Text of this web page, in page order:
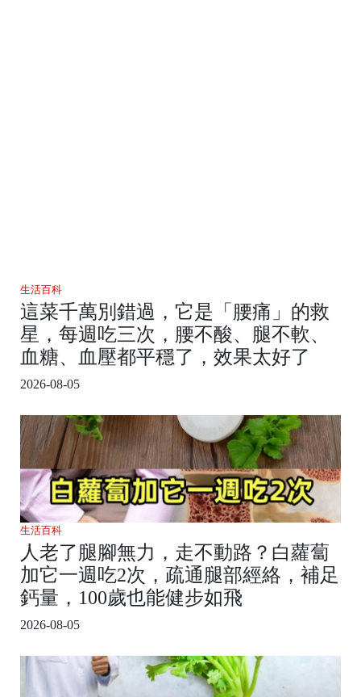
生活百科
這菜千萬別錯過，它是「腰痛」的救
星，每週吃三次，腰不酸、腿不軟、
血糖、血壓都平穩了，效果太好了
2026-08-05
生活百科
人老了腿腳無力，走不動路？白蘿蔔
加它一週吃2次，疏通腿部經絡，補足
鈣量，100歲也能健步如飛
2026-08-05